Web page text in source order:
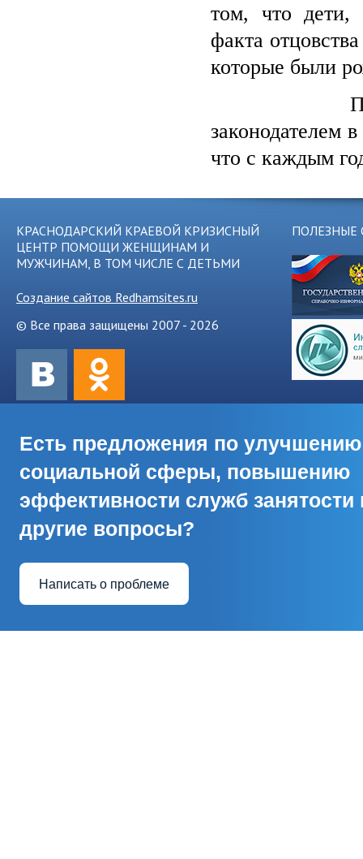
том, что дети,
факта
которые были
Поддержка
законодателем
что с каждым
КРАСНОДАРСКИЙ КРАЕВОЙ КРИЗИСНЫЙ
ЦЕНТР ПОМОЩИ ЖЕНЩИНАМ И
МУЖЧИНАМ, В ТОМ ЧИСЛЕ С ДЕТЬМИ
Создание сайтов Redhamsites.ru
© Все права защищены 2007 - 2026
ПОЛЕЗНЫЕ
Есть предложения по улучшению
социальной сферы, повышению
эффективности служб занятости
другие вопросы?
Написать о проблеме